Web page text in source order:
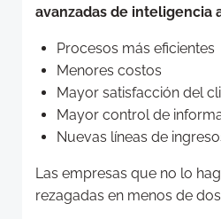
avanzadas de inteligencia
Procesos más eficientes
Menores costos
Mayor satisfacción del
Mayor control de
Nuevas líneas de
Las empresas que no lo
rezagadas en menos de